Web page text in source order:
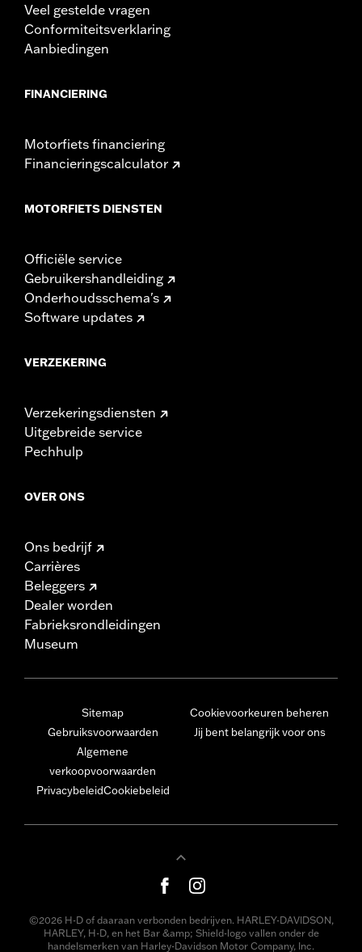
Veel gestelde vragen
Conformiteitsverklaring
Aanbiedingen
FINANCIERING
Motorfiets financiering
Financieringscalculator
MOTORFIETS DIENSTEN
Officiële service
Gebruikershandleiding
Onderhoudsschema's
Software updates
VERZEKERING
Verzekeringsdiensten
Uitgebreide service
Pechhulp
OVER ONS
Ons bedrijf
Carrières
Beleggers
Dealer worden
Fabrieksrondleidingen
Museum
Sitemap
Gebruiksvoorwaarden
Algemene
verkoopvoorwaarden
PrivacybeleidCookiebeleid
Cookievoorkeuren beheren
Jij bent belangrijk voor ons
©2026 H-D of daaraan verbonden bedrijven. HARLEY-DAVIDSON,
HARLEY, H-D, en het Bar &amp; Shield-logo vallen onder de
handelsmerken van Harley-Davidson Motor Company, Inc.